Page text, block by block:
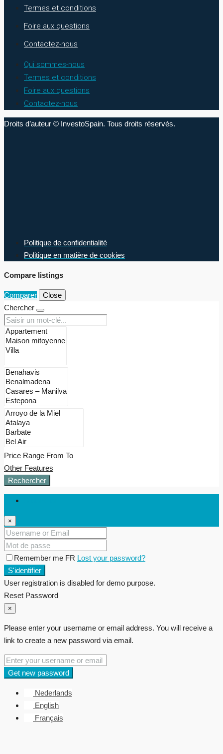
Termes et conditions
Foire aux questions
Contactez-nous
Qui sommes-nous
Termes et conditions
Foire aux questions
Contactez-nous
Droits d’auteur © InvestoSpain. Tous droits réservés.
Politique de confidentialité
Politique en matière de cookies
Compare listings
Comparer
Close
Chercher
Price Range From To
Other Features
Rechercher
×
Remember me FR Lost your password?
S'identifier
User registration is disabled for demo purpose.
Reset Password
×
Please enter your username or email address. You will receive a
link to create a new password via email.
Get new password
Nederlands
English
Français